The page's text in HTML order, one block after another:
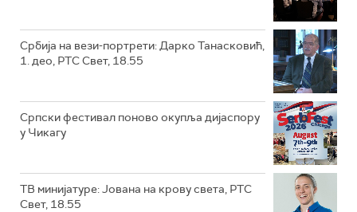
Србија на вези-портрети: Дарко Танасковић,
1. део, РТС Свет, 18.55
Српски фестивал поново окупља дијаспору
у Чикагу
ТВ минијатуре: Јована на крову света, РТС
Свет, 18.55